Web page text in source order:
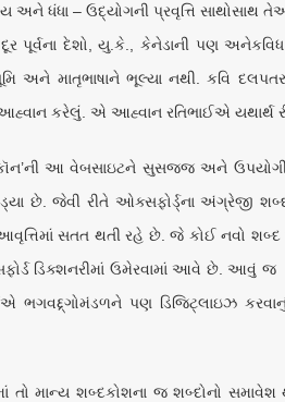
અને ધંધા – ઉદ્યોગની પ્રવૃત્તિ સાથોસાથ
પૂર્વના દેશો, યુ.કે., કેનેડાની પણ
અને માતૃભાષાને ભૂલ્યા નથી. કવિ
આહ્વાન કરેલું. એ આહ્વાન રતિભાઈએ યથાર્થ
આ વેબસાઇટને સુસજ્જ અને ઉપયોગી
છે. જેવી રીતે ઓક્સફોર્ડ્ના અંગ્રેજી
સતત થતી રહે છે. જે કોઈ નવો
ડિક્શનરીમાં ઉમેરવામાં આવે છે. આવું જ
ભગવદ્દ્ગોમંડળને પણ ડિજિટ્લાઇઝ
તો માન્ય શબ્દકોશના જ શબ્દોનો